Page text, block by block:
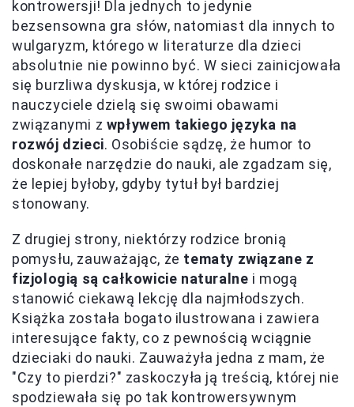
kontrowersji! Dla jednych to jedynie
bezsensowna gra słów, natomiast dla innych to
wulgaryzm, którego w literaturze dla dzieci
absolutnie nie powinno być. W sieci zainicjowała
się burzliwa dyskusja, w której rodzice i
nauczyciele dzielą się swoimi obawami
związanymi z wpływem takiego języka na
rozwój dzieci. Osobiście sądzę, że humor to
doskonałe narzędzie do nauki, ale zgadzam się,
że lepiej byłoby, gdyby tytuł był bardziej
stonowany.
Z drugiej strony, niektórzy rodzice bronią
pomysłu, zauważając, że tematy związane z
fizjologią są całkowicie naturalne i mogą
stanowić ciekawą lekcję dla najmłodszych.
Książka została bogato ilustrowana i zawiera
interesujące fakty, co z pewnością wciągnie
dzieciaki do nauki. Zauważyła jedna z mam, że
"Czy to pierdzi?" zaskoczyła ją treścią, której nie
spodziewała się po tak kontrowersywnym